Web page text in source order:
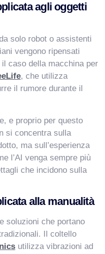
agli oggetti
solo robot o assistenti
vengono ripensati
caso della macchina per
, che utilizza
il rumore durante il
e proprio per questo
si concentra sulla
ma sull’esperienza
l’AI venga sempre più
che incidono sulla
alla manualità
soluzioni che portano
Il coltello
utilizza vibrazioni ad